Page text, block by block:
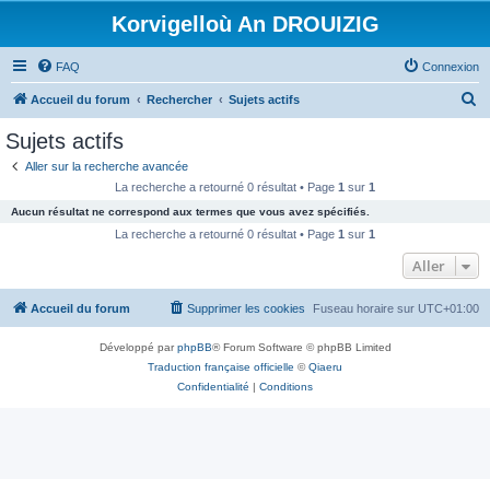
Korvigelloù An DROUIZIG
FAQ Connexion
Accueil du forum Rechercher Sujets actifs
c
e
Sujets actifs
Aller sur la recherche avancée
La recherche a retourné 0 résultat • Page 1 sur 1
Aucun résultat ne correspond aux termes que vous avez spécifiés.
La recherche a retourné 0 résultat • Page 1 sur 1
Aller
Accueil du forum Fuseau horaire sur UTC+01:00
Supprimer les cookies
Développé parphpBB® Forum Software © phpBB Limited
Traduction française officielle ©Qiaeru
Confidentialité | Conditions